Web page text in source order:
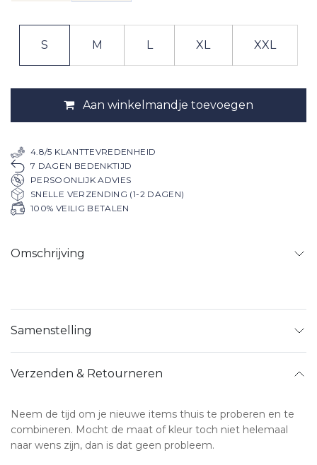
S M L XL XXL
Aan winkelmandje toevoegen
4.8/5 KLANTTEVREDENHEID
7 DAGEN BEDENKTIJD
PERSOONLIJK ADVIES
SNELLE VERZENDING (1-2 DAGEN)
100% VEILIG BETALEN
Omschrijving
Samenstelling
Verzenden & Retourneren
Neem de tijd om je nieuwe items thuis te proberen en te
combineren. Mocht de maat of kleur toch niet helemaal
naar wens zijn, dan is dat geen probleem.